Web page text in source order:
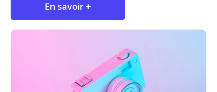
En savoir +